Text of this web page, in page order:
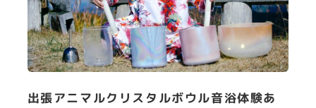
出張アニマルクリスタルボウル音浴体験あ